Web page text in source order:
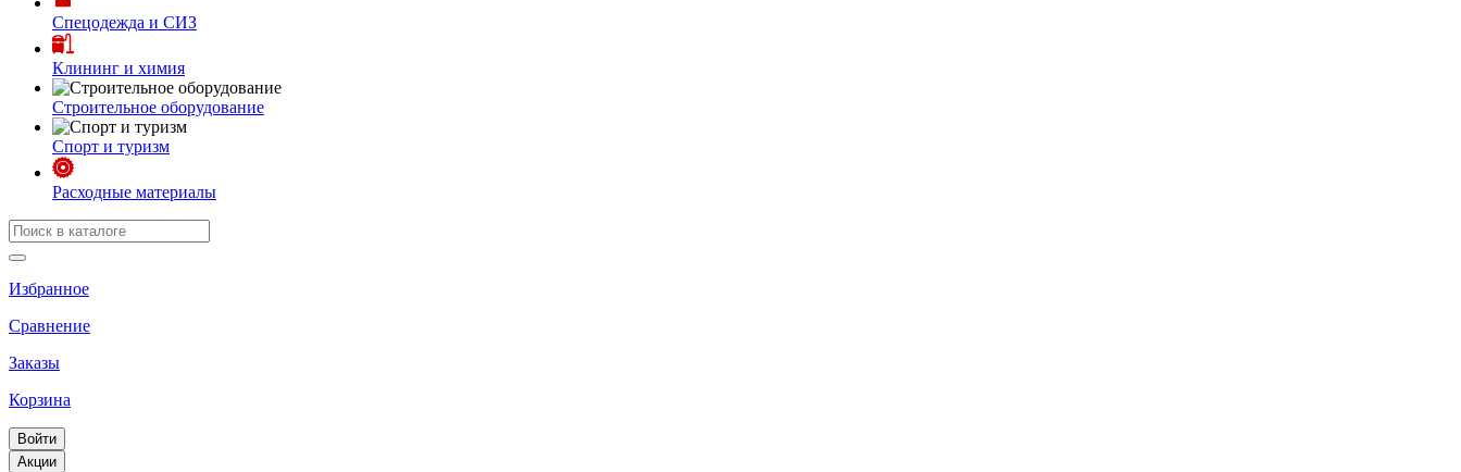
Спецодежда и СИЗ
Клининг и химия
Строительное оборудование
Спорт и туризм
Расходные материалы
Избранное
Сравнение
Заказы
Корзина
Войти
Акции